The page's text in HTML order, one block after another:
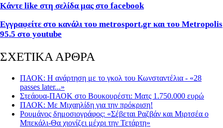
Κάντε like στη σελίδα μας στο facebook
Εγγραφείτε στο κανάλι του metrosport.gr και του Metropolis
95.5 στο youtube
ΣΧΕΤΙΚΑ ΑΡΘΡΑ
ΠΑΟΚ: Η ανάρτηση με το γκολ του Κωνσταντέλια - «28
passes later...»
Στεάουα-ΠΑΟΚ στο Βουκουρέστι: Ματς 1.750.000 ευρώ
ΠΑΟΚ: Με Μιχαηλίδη για την πρόκριση!
Ρουμάνος δημοσιογράφος: «Σέβεται Ραζβάν και Μιρτσέα ο
Μπεκάλι-Θα χιονίζει μέχρι την Τετάρτη»